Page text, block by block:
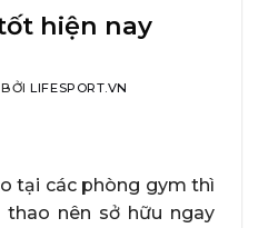
hiện nay
BỞILIFESPORT.VN
tại các phòng gym thì
nên sở hữu ngay